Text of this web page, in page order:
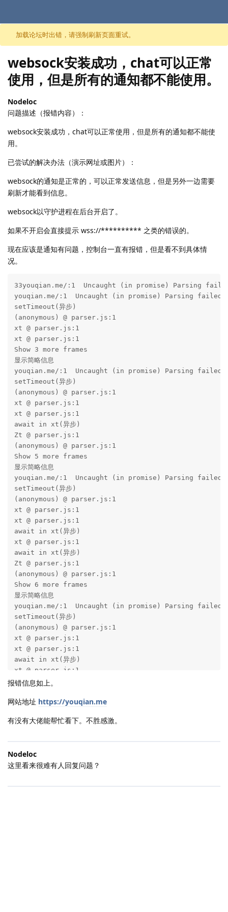
跳至内容
加载论坛时出错，请强制刷新页面重试。
websock安装成功，chat可以正常
使用，但是所有的通知都不能使用。
Nodeloc
问题描述（报错内容）：
websock安装成功，chat可以正常使用，但是所有的通知都不能使
用。
已尝试的解决办法（演示网址或图片）：
websock的通知是正常的，可以正常发送信息，但是另外一边需要
刷新才能看到信息。
websock以守护进程在后台开启了。
如果不开启会直接提示 wss://********** 之类的错误的。
现在应该是通知有问题，控制台一直有报错，但是看不到具体情
况。
33youqian.me/:1  Uncaught (in promise) Parsing
youqian.me/:1  Uncaught (in promise) Parsing failed
setTimeout(异步)
(anonymous) @ parser.js:1
xt @ parser.js:1
xt @ parser.js:1
Show 3 more frames
显示简略信息
youqian.me/:1  Uncaught (in promise) Parsing failed
setTimeout(异步)
(anonymous) @ parser.js:1
xt @ parser.js:1
xt @ parser.js:1
await in xt(异步)
Zt @ parser.js:1
(anonymous) @ parser.js:1
Show 5 more frames
显示简略信息
youqian.me/:1  Uncaught (in promise) Parsing failed
setTimeout(异步)
(anonymous) @ parser.js:1
xt @ parser.js:1
xt @ parser.js:1
await in xt(异步)
xt @ parser.js:1
await in xt(异步)
Zt @ parser.js:1
(anonymous) @ parser.js:1
Show 6 more frames
显示简略信息
youqian.me/:1  Uncaught (in promise) Parsing failed
setTimeout(异步)
(anonymous) @ parser.js:1
xt @ parser.js:1
xt @ parser.js:1
await in xt(异步)
xt @ parser.js:1
await in xt(异步)
await in xt(异步)
await in xt(异步)
setTimeout(异步)
(anonymous) @ parser.js:1
报错信息如上。
网站地址 https://youqian.me
有没有大佬能帮忙看下。不胜感激。
Nodeloc
这里看来很难有人回复问题？